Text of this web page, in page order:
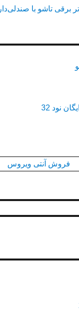
برقی تاشو با صندلی‌دار
نود 32
فروش آنتی ویروس